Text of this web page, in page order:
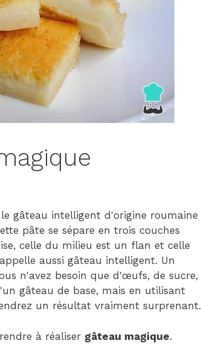
gâteau intelligent d'origine roumaine
pâte se sépare en trois couches
celle du milieu est un flan et celle
aussi gâteau intelligent. Un
n'avez besoin que d'œufs, de sucre,
gâteau de base, mais en utilisant
un résultat vraiment surprenant.
à réaliser gâteau magique.